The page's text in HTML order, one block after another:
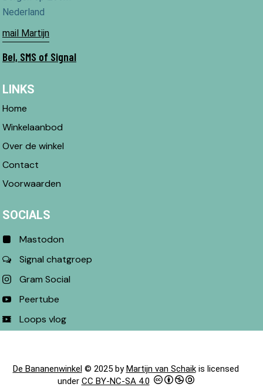
Nederland
mail Martijn
Bel, SMS of Signal
LINKS
Home
Winkelaanbod
Over de winkel
Contact
Voorwaarden
SOCIALS
Mastodon
Signal chatgroep
Gram Social
Peertube
Loops vlog
De Bananenwinkel© 2025 byMartijn van Schaikis licensed
under CC BY-NC-SA 4.0